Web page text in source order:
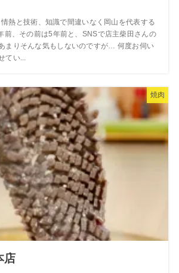
熱と技術、知識で間違いなく岡山を代表する
前、その前は5年前と、SNSで店主柴田さんの
まりそんな気もしないのですが… 何度お伺い
てい...
焼肉
店